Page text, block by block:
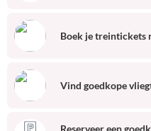
Boek je treintickets
Vind goedkope
Reserveer een